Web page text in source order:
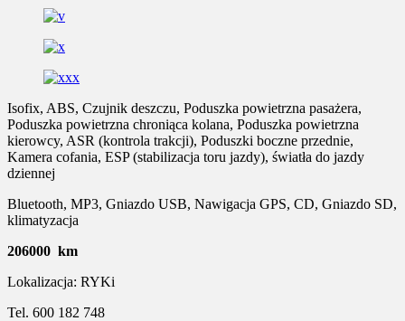
Isofix, ABS, Czujnik deszczu, Poduszka powietrzna pasażera,
Poduszka powietrzna chroniąca kolana, Poduszka powietrzna
kierowcy, ASR (kontrola trakcji), Poduszki boczne przednie,
Kamera cofania, ESP (stabilizacja toru jazdy), światła do jazdy
dziennej
Bluetooth, MP3, Gniazdo USB, Nawigacja GPS, CD, Gniazdo SD,
klimatyzacja
206000 km
Lokalizacja: RYKi
Tel. 600 182 748